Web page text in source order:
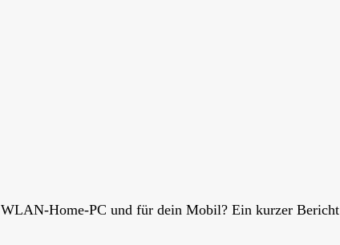
WLAN-Home-PC und für dein Mobil? Ein kurzer Bericht